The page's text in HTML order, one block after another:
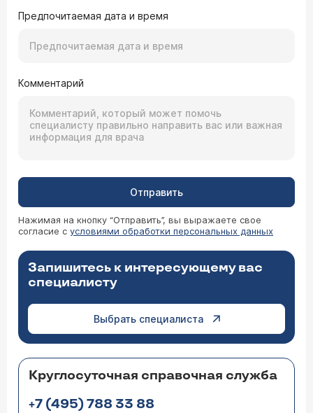
Предпочитаемая дата и время
Комментарий
Отправить
Нажимая на кнопку “Отправить”, вы выражаете свое
согласие с условиями обработки персональных данных
Запишитесь к интересующему вас
специалисту
Выбрать специалиста
Круглосуточная справочная служба
+7 (495) 788 33 88